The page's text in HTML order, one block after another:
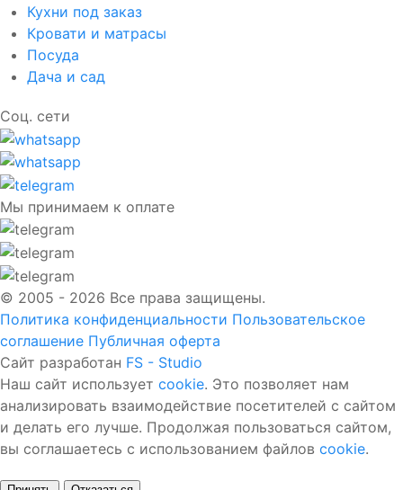
Кухни под заказ
Кровати и матрасы
Посуда
Дача и сад
Соц. сети
Мы принимаем к оплате
© 2005 - 2026 Все права защищены.
Политика конфиденциальности Пользовательское
соглашение Публичная оферта
Сайт разработан FS - Studio
Наш сайт использует cookie. Это позволяет нам
анализировать взаимодействие посетителей с сайтом
и делать его лучше. Продолжая пользоваться сайтом,
вы соглашаетесь с использованием файлов cookie.